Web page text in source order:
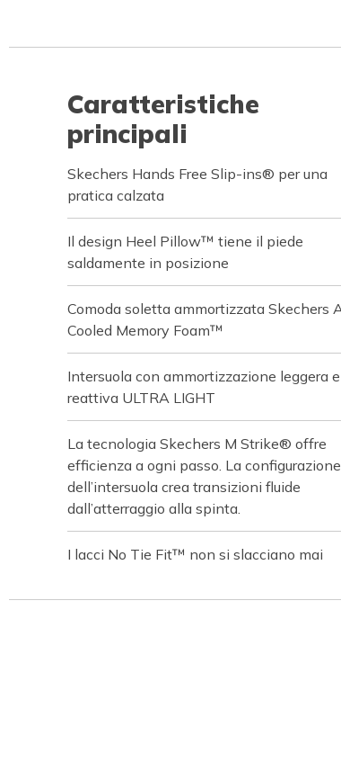
Caratteristiche
principali
Skechers Hands Free Slip-ins® per una
pratica calzata
Il design Heel Pillow™ tiene il piede
saldamente in posizione
Comoda soletta ammortizzata Skechers
Cooled Memory Foam™
Intersuola con ammortizzazione leggera e
reattiva ULTRA LIGHT
La tecnologia Skechers M Strike® offre
efficienza a ogni passo. La configurazione
dell’intersuola crea transizioni fluide
dall’atterraggio alla spinta.
I lacci No Tie Fit™ non si slacciano mai